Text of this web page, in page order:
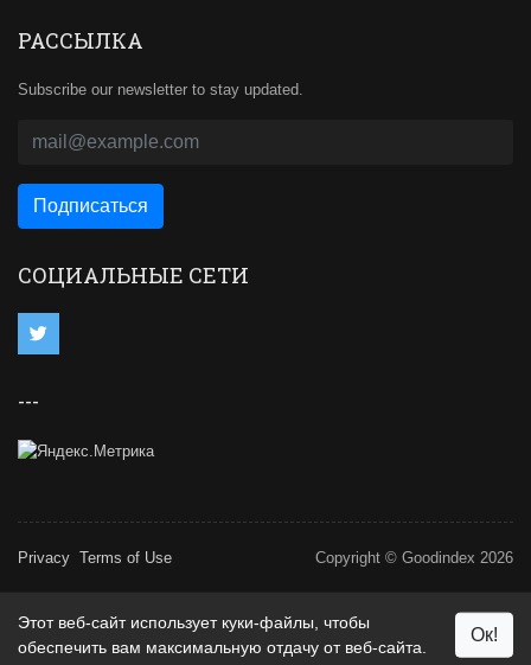
РАССЫЛКА
Subscribe our newsletter to stay updated.
СОЦИАЛЬНЫЕ СЕТИ
---
Privacy Terms of Use Copyright © Goodindex 2026
Этот веб-сайт использует куки-файлы, чтобы
обеспечить вам максимальную отдачу от веб-сайта.
Ок!